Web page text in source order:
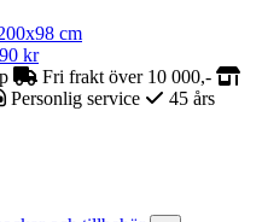
cm
kr
Fri frakt över 10 000,-
Personlig service
45 års